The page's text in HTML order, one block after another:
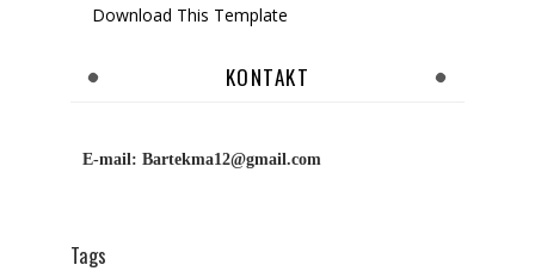
Download This Template
KONTAKT
E-mail: Bartekma12@gmail.com
Tags